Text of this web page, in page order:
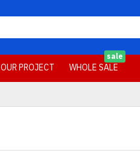
OUR PROJECT WHOLE SALE
sale